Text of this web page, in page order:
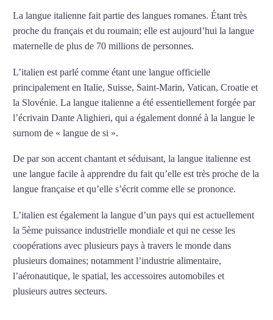
La langue italienne fait partie des langues romanes. Étant très
proche du français et du roumain; elle est aujourd’hui la langue
maternelle de plus de 70 millions de personnes.
L’italien est parlé comme étant une langue officielle
principalement en Italie, Suisse, Saint-Marin, Vatican, Croatie et
la Slovénie. La langue italienne a été essentiellement forgée par
l’écrivain Dante Alighieri, qui a également donné à la langue le
surnom de « langue de si ».
De par son accent chantant et séduisant, la langue italienne est
une langue facile à apprendre du fait qu’elle est très proche de la
langue française et qu’elle s’écrit comme elle se prononce.
L’italien est également la langue d’un pays qui est actuellement
la 5ème puissance industrielle mondiale et qui ne cesse les
coopérations avec plusieurs pays à travers le monde dans
plusieurs domaines; notamment l’industrie alimentaire,
l’aéronautique, le spatial, les accessoires automobiles et
plusieurs autres secteurs.